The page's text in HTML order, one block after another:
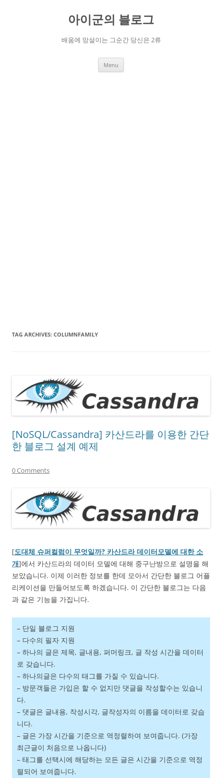
아이군의 블로그
배움에 망설이는 그순간 당신은 2류
Menu
TAG ARCHIVES: COLUMNFAMILY
[NoSQL/Cassandra] 카산드라를 이용한 간단
한 블로그 설계 예제
0 Comments
[도대체 슈퍼컬럼이 무엇일까? 카산드라 데이터모델에 대한 소
개]에서 카산드라의 데이터 모델에 대해 중구난방으로 설명을 해
보았습니다. 이제 이러한 정보를 한데 모아서 간단한 블로그 어플
리케이션을 만들어보도록 하겠습니다. 이 간단한 블로그는 다음
과 같은 기능을 가집니다.
– 단일 블로그 지원
– 다수의 필자 지원
– 하나의 글은 제목, 글내용, 퍼머링크, 글 작성 시간을 데이터
로 갖습니다.
– 하나의글은 다수의 태그를 가질 수 있습니다.
– 방문객들은 가입은 할 수 없지만 댓글을 작성할수는 있습니
다.
– 댓글은 글내용, 작성시각, 글작성자의 이름을 데이터로 갖습
니다.
– 글은 가장 시간을 기준으로 역정렬하여 보여줍니다. (가장
최근글이 처음으로 나옵니다)
– 태그를 선택시에 해당하는 모든 글은 시간을 기준으로 역정
렬되어 보여줍니다.